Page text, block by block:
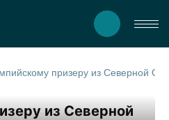
из Северной